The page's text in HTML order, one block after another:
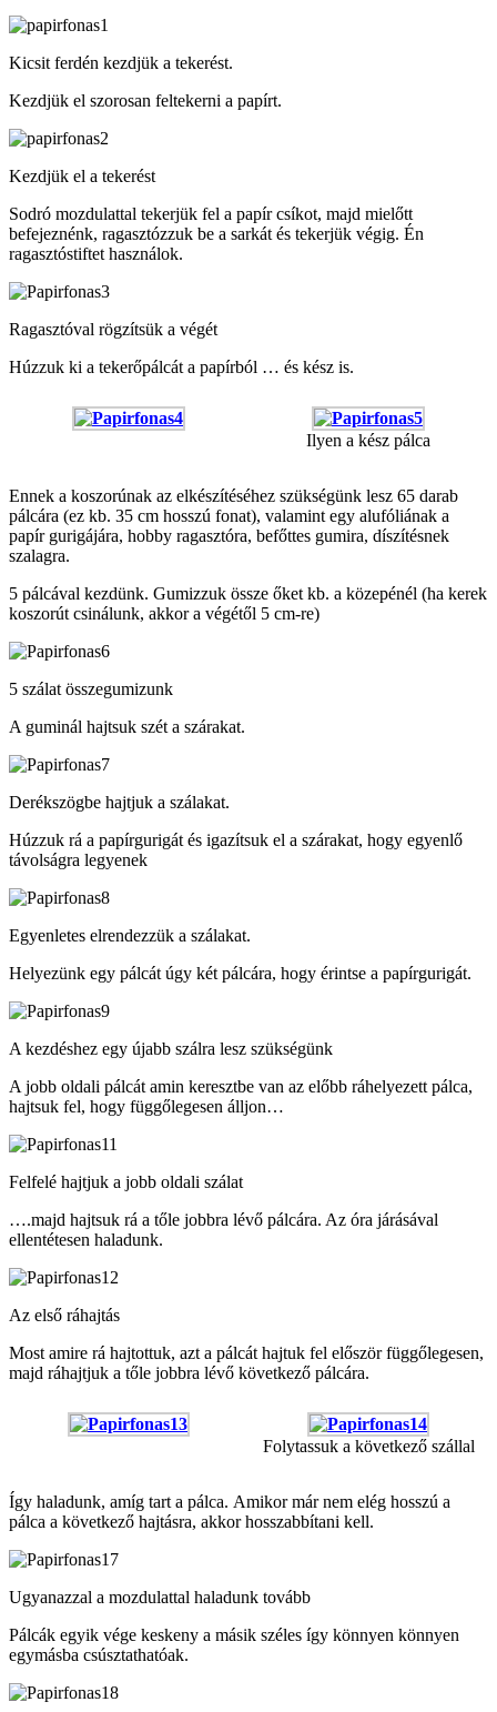
Kicsit ferdén kezdjük a tekerést.
Kezdjük el szorosan feltekerni a papírt.
Kezdjük el a tekerést
Sodró mozdulattal tekerjük fel a papír csíkot, majd mielőtt
befejeznénk, ragasztózzuk be a sarkát és tekerjük végig. Én
ragasztóstiftet használok.
Ragasztóval rögzítsük a végét
Húzzuk ki a tekerőpálcát a papírból … és kész is.
Ilyen a kész pálca
Ennek a koszorúnak az elkészítéséhez szükségünk lesz 65 darab
pálcára (ez kb. 35 cm hosszú fonat), valamint egy alufóliának a
papír gurigájára, hobby ragasztóra, befőttes gumira, díszítésnek
szalagra.
5 pálcával kezdünk. Gumizzuk össze őket kb. a közepénél (ha kerek
koszorút csinálunk, akkor a végétől 5 cm-re)
5 szálat összegumizunk
A guminál hajtsuk szét a szárakat.
Derékszögbe hajtjuk a szálakat.
Húzzuk rá a papírgurigát és igazítsuk el a szárakat, hogy egyenlő
távolságra legyenek
Egyenletes elrendezzük a szálakat.
Helyezünk egy pálcát úgy két pálcára, hogy érintse a papírgurigát.
A kezdéshez egy újabb szálra lesz szükségünk
A jobb oldali pálcát amin keresztbe van az előbb ráhelyezett pálca,
hajtsuk fel, hogy függőlegesen álljon…
Felfelé hajtjuk a jobb oldali szálat
….majd hajtsuk rá a tőle jobbra lévő pálcára. Az óra járásával
ellentétesen haladunk.
Az első ráhajtás
Most amire rá hajtottuk, azt a pálcát hajtuk fel először függőlegesen,
majd ráhajtjuk a tőle jobbra lévő következő pálcára.
Folytassuk a következő szállal
Így haladunk, amíg tart a pálca. Amikor már nem elég hosszú a
pálca a következő hajtásra, akkor hosszabbítani kell.
Ugyanazzal a mozdulattal haladunk tovább
Pálcák egyik vége keskeny a másik széles így könnyen könnyen
egymásba csúsztathatóak.